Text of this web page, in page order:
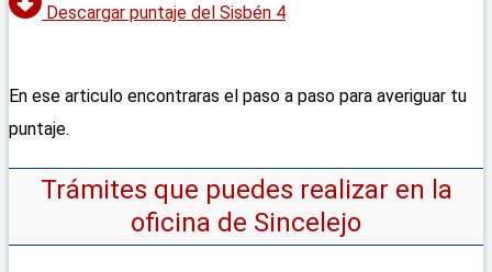
Descargar puntaje del Sisbén 4
En ese articulo encontraras el paso a paso para averiguar tu
puntaje.
Trámites que puedes realizar en la
oficina de Sincelejo